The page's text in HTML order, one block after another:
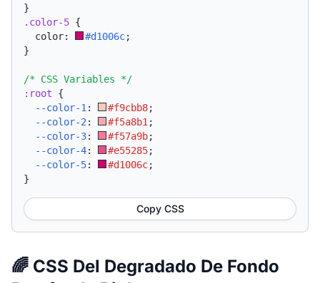
}
.color-5 {
  color:
#d1006c;
}
/* CSS Variables */
:root {
--color-1 : #f9cbb8;
--color-2 : #f5a8b1 ;
--color-3: #f57a9b;
--color-4: #e55285;
--color-5: #d1006c;
}
Copy CSS
🌈 CSS Del Degradado De Fondo